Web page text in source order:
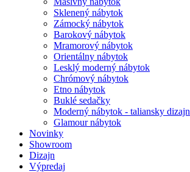
Sklenený nábytok
Zámocký nábytok
Barokový nábytok
Mramorový nábytok
Orientálny nábytok
Lesklý moderný nábytok
Chrómový nábytok
Etno nábytok
Buklé sedačky
Moderný nábytok - taliansky dizajn
Glamour nábytok
Novinky
Showroom
Dizajn
Výpredaj